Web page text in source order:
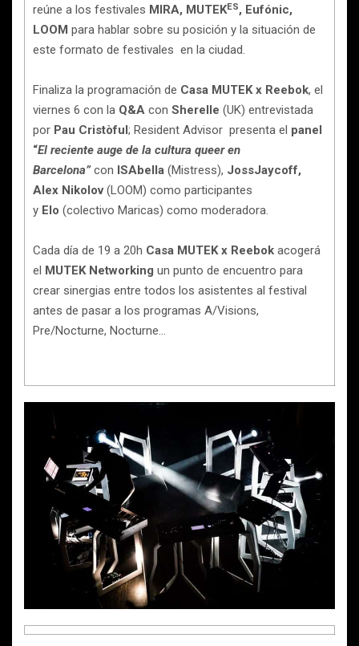
reúne a los festivales MIRA, MUTEKES, Eufónic,
LOOM para hablar sobre su posición y la situación de
este formato de festivales en la ciudad.
Finaliza la programación de Casa MUTEK x Reebok, el
viernes 6 con la Q&A con Sherelle (UK) entrevistada
por Pau Cristòful; Resident Advisor presenta el panel
“El reciente auge de la cultura queer en
Barcelona” con ISAbella (Mistress), JossJaycoff,
Alex Nikolov(LOOM) como participantes
y Elo (colectivo Maricas) como moderadora.
Cada día de 19 a 20h Casa MUTEK x Reebok acogerá
el MUTEK Networking un punto de encuentro para
crear sinergias entre todos los asistentes al festival
antes de pasar a los programas A/Visions,
Pre/Nocturne, Nocturne…